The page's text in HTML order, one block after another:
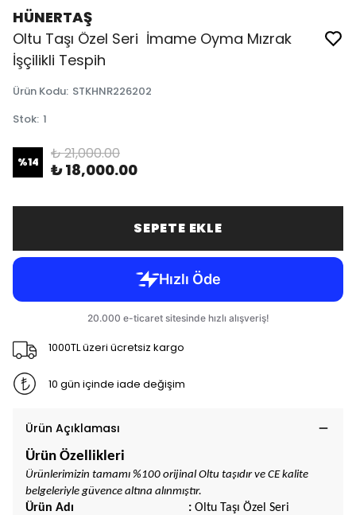
HÜNERTAŞ
Oltu Taşı Özel Seri İmame Oyma Mızrak
İşçilikli Tespih
Ürün Kodu: STKHNR226202
Stok: 1
%14 ₺ 21,000.00
₺ 18,000.00
SEPETE EKLE
1000TL üzeri ücretsiz kargo
10 gün içinde iade değişim
Ürün Açıklaması
Ürün Özellikleri
Ürünlerimizin tamamı %100 orijinal Oltu taşıdır ve CE kalite
belgeleriyle güvence altına alınmıştır.
Ürün Adı : Oltu Taşı Özel Seri